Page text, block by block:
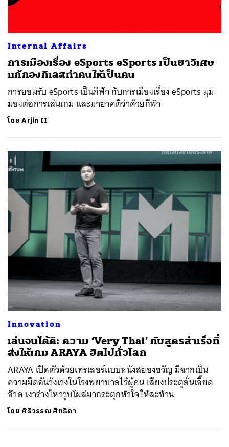
Internal Affairs
การเมืองเรื่อง eSports eSports เป็นยาวิเศษ
แก้กองกิเลสทำคนให้เป็นคน
การยอมรับ eSports เป็นกีฬา กับการเมืองเรื่อง eSports มุม
มองต่อการเล่นเกม และมายาคติว่าด้วยกีฬา
โดยArjin II
Innovation
เล่นจนได้ดี: ความ ‘Very Thai’ กับสูตรสำเร็จที่
ส่งให้เกม ARAYA ฮิตไปทั่วโลก
​ARAYA เปิดตัวด้วยเทรเลอร์แบบหนังสยองขวัญ มีฉากเป็น
ความมืดอันวังเวงในโรงพยาบาลไร้ผู้คน เสียงประตูลั่นเอี๊ยด
อ๊าด เงาร่างไหววูบโผล่มากระตุกหัวใจให้สะท้าน
โดย ศิริวรรณ สิทธิกา
SHARE TWEET LINE EMAIL